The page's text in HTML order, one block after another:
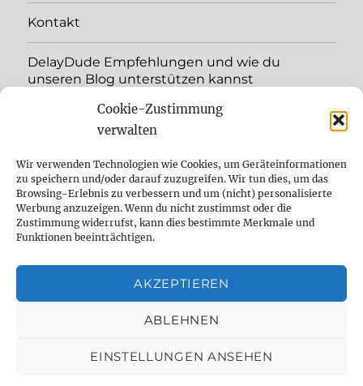
Cookie-Zustimmung
verwalten
Wir verwenden Technologien wie Cookies, um Geräteinformationen
zu speichern und/oder darauf zuzugreifen. Wir tun dies, um das
Browsing-Erlebnis zu verbessern und um (nicht) personalisierte
Werbung anzuzeigen. Wenn du nicht zustimmst oder die
Zustimmung widerrufst, kann dies bestimmte Merkmale und
Funktionen beeinträchtigen.
AKZEPTIEREN
ABLEHNEN
EINSTELLUNGEN ANSEHEN
Kontakt
DelayDude Empfehlungen und wie du
unseren Blog unterstützen kannst
öffnen
YouTube
Instagram
Feed
Cookie Policy (EU)